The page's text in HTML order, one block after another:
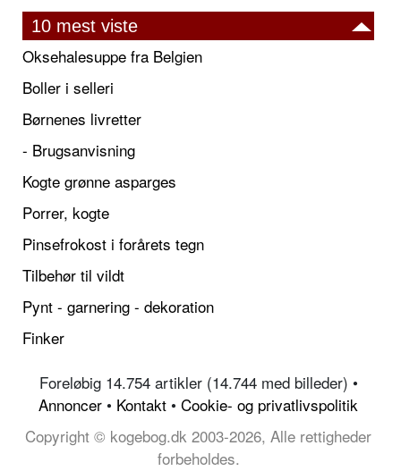
10 mest viste
Oksehalesuppe fra Belgien
Boller i selleri
Børnenes livretter
- Brugsanvisning
Kogte grønne asparges
Porrer, kogte
Pinsefrokost i forårets tegn
Tilbehør til vildt
Pynt - garnering - dekoration
Finker
Foreløbig 14.754 artikler (14.744 med billeder) •
Annoncer • Kontakt • Cookie- og privatlivspolitik
Copyright © kogebog.dk 2003-2026, Alle rettigheder
forbeholdes.